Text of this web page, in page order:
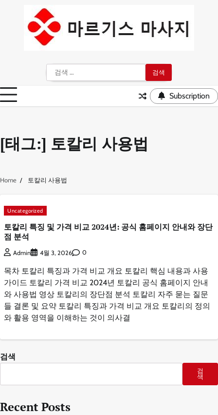
색:
Subscription
[태그:] 토칼리 사용법
Home 토칼리 사용법
Uncategorized
토칼리 특징 및 가격 비교 2024년: 공식 홈페이지 안내와 장단
점 분석
Admin 4월 3, 2026 0
목차 토칼리 특징과 가격 비교 개요 토칼리 핵심 내용과 사용
가이드 토칼리 가격 비교 2024년 토칼리 공식 홈페이지 안내
와 사용법 영상 토칼리의 장단점 분석 토칼리 자주 묻는 질문
들 결론 및 요약 토칼리 특징과 가격 비교 개요 토칼리의 정의
와 활용 영역을 이해하는 것이 의사결
검색
검
색
Recent Posts